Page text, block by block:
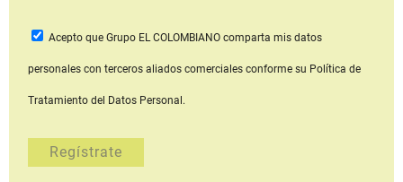
Acepto que Grupo EL COLOMBIANOcomparta mis datos
personales con terceros aliados comerciales conforme su Política de
Tratamiento del Datos Personal.